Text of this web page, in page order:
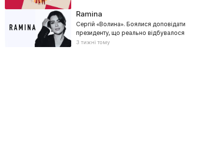
Ramina
Сергій «Волина». Боялися доповідати
президенту, що реально відбувалося
3 тижні тому